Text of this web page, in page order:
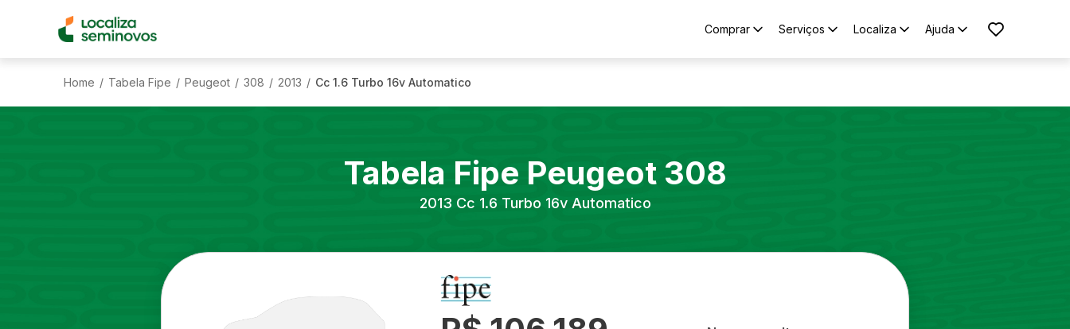
Comprar Serviços Localiza Ajuda
Home / Tabela Fipe / Peugeot / 308 / 2013 / Cc 1.6 Turbo 16v Automatico
Tabela Fipe Peugeot 308
2013 Cc 1.6 Turbo 16v Automatico